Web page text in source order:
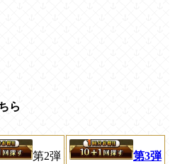
ら
第2弾 第3弾